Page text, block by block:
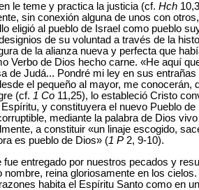
le teme y practica la justicia (cf. Hch
sin conexión alguna de unos con
eligió al pueblo de Israel como pueblo
de su voluntad a través de la
de la alianza nueva y perfecta que
Verbo de Dios hecho carne. «He aquí
de Judá... Pondré mi ley en sus
el pequeño al mayor, me conocerán,
(cf. 1 Co 11,25), lo estableció Cristo
y constituyera el nuevo Pueblo
mediante la palabra de Dios
a constituir «un linaje escogido,
es pueblo de Dios» (1 P 2, 9-10).
entregado por nuestros pecados y
reina gloriosamente en los
habita el Espíritu Santo como en